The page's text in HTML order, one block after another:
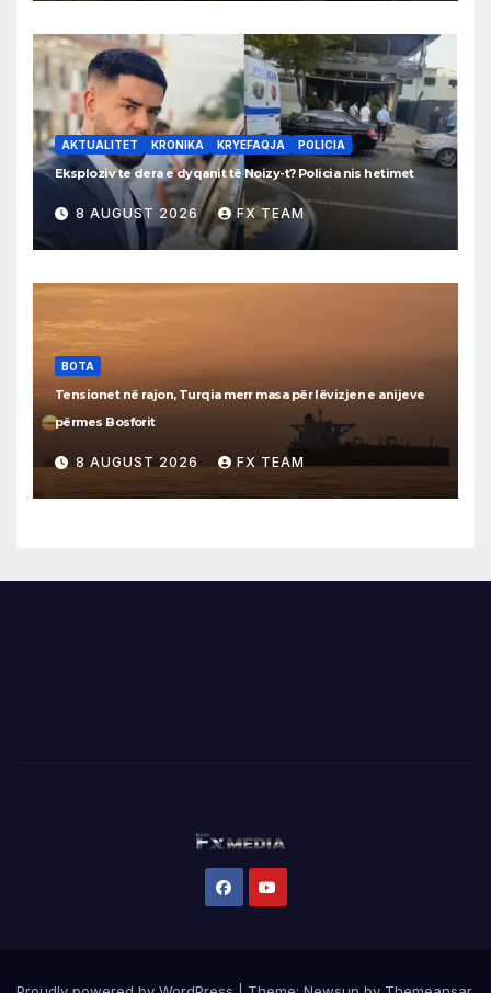
AKTUALITET KRONIKA KRYEFAQJA POLICIA
Eksploziv te dera e dyqanit të Noizy-t? Policia nis hetimet
8 AUGUST 2026 FX TEAM
BOTA
Tensionet në rajon, Turqia merr masa për lëvizjen e anijeve
përmes Bosforit
8 AUGUST 2026 FX TEAM